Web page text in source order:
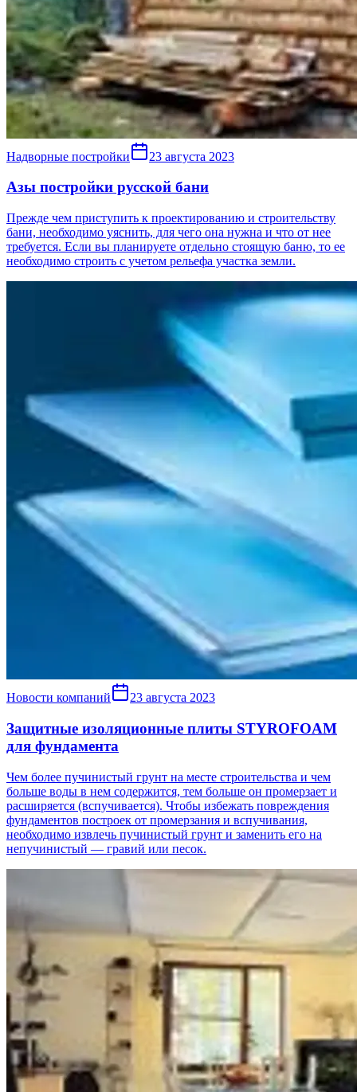
Надворные постройки 23 августа 2023
Азы постройки русской бани
Прежде чем приступить к проектированию и строительству
бани, необходимо уяснить, для чего она нужна и что от нее
требуется. Если вы планируете отдельно стоящую баню, то ее
необходимо строить с учетом рельефа участка земли.
Новости компаний 23 августа 2023
Защитные изоляционные плиты STYROFOAM
для фундамента
Чем более пучинистый грунт на месте строительства и чем
больше воды в нем содержится, тем больше он промерзает и
расширяется (вспучивается). Чтобы избежать повреждения
фундаментов построек от промерзания и вспучивания,
необходимо извлечь пучинистый грунт и заменить его на
непучинистый — гравий или песок.